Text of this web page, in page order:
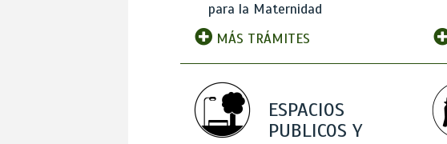
para la Maternidad
MÁS TRÁMITES
ESPACIOS
PUBLICOS Y